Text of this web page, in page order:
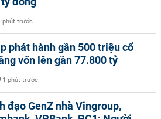
phút trước
phát hành gần 500 triệu cổ
vốn lên gần 77.800 tỷ
1 phút trước
đạo GenZ nhà Vingroup,